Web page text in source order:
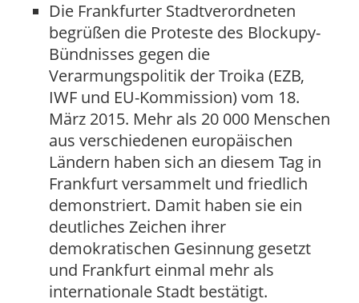
Die Frankfurter Stadtverordneten
begrüßen die Proteste des Blockupy-
Bündnisses gegen die
Verarmungspolitik der Troika (EZB,
IWF und EU-Kommission) vom 18.
März 2015. Mehr als 20 000 Menschen
aus verschiedenen europäischen
Ländern haben sich an diesem Tag in
Frankfurt versammelt und friedlich
demonstriert. Damit haben sie ein
deutliches Zeichen ihrer
demokratischen Gesinnung gesetzt
und Frankfurt einmal mehr als
internationale Stadt bestätigt.